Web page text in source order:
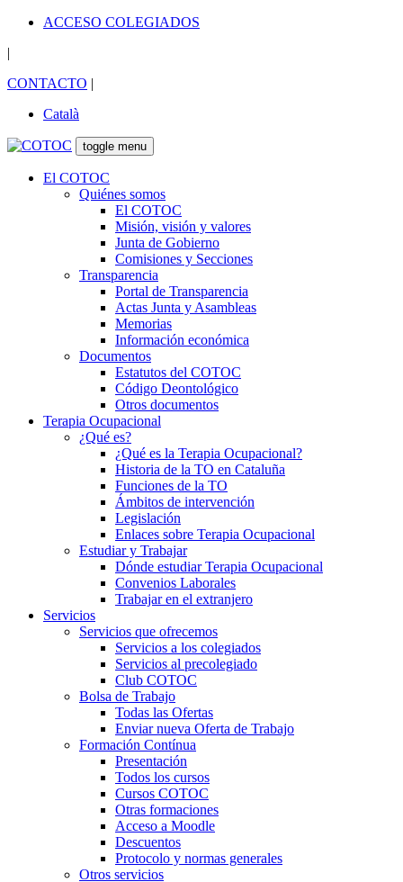
ACCESO COLEGIADOS
|
CONTACTO |
Català
toggle menu
El COTOC
Quiénes somos
El COTOC
Misión, visión y valores
Junta de Gobierno
Comisiones y Secciones
Transparencia
Portal de Transparencia
Actas Junta y Asambleas
Memorias
Información económica
Documentos
Estatutos del COTOC
Código Deontológico
Otros documentos
Terapia Ocupacional
¿Qué es?
¿Qué es la Terapia Ocupacional?
Historia de la TO en Cataluña
Funciones de la TO
Ámbitos de intervención
Legislación
Enlaces sobre Terapia Ocupacional
Estudiar y Trabajar
Dónde estudiar Terapia Ocupacional
Convenios Laborales
Trabajar en el extranjero
Servicios
Servicios que ofrecemos
Servicios a los colegiados
Servicios al precolegiado
Club COTOC
Bolsa de Trabajo
Todas las Ofertas
Enviar nueva Oferta de Trabajo
Formación Contínua
Presentación
Todos los cursos
Cursos COTOC
Otras formaciones
Acceso a Moodle
Descuentos
Protocolo y normas generales
Otros servicios